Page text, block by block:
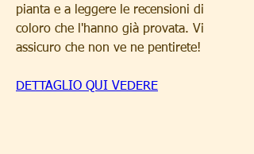
pianta e a leggere le recensioni di
coloro che l'hanno già provata. Vi
assicuro che non ve ne pentirete!
DETTAGLIO QUI VEDERE